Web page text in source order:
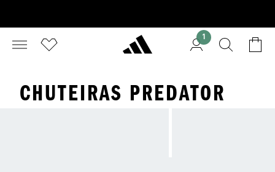
1
CHUTEIRAS PREDATOR